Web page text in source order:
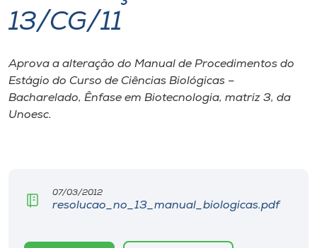
I.nova
Diplomados
Cultura
Biblioteca
Editora
13/CG/11
Aprova a alteração do Manual de Procedimentos do
Estágio do Curso de Ciências Biológicas –
Bacharelado, Ênfase em Biotecnologia, matriz 3, da
Unoesc.
07/03/2012
resolucao_no_13_manual_biologicas.pdf